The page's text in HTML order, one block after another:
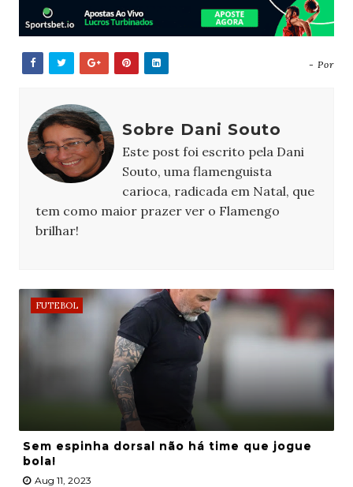
- Por
Sobre Dani Souto
Este post foi escrito pela Dani
Souto, uma flamenguista
carioca, radicada em Natal, que
tem como maior prazer ver o Flamengo
brilhar!
FUTEBOL
Sem espinha dorsal não há time que jogue
bola!
Aug 11, 2023